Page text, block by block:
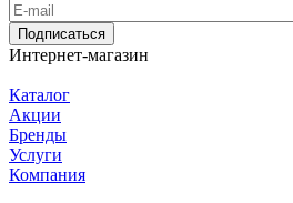
Подписаться
Интернет-магазин
Каталог
Акции
Бренды
Услуги
Компания